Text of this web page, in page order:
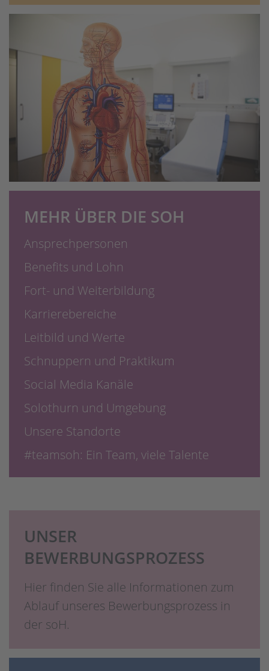
MEHR ÜBER DIE SOH
Ansprechpersonen
Benefits und Lohn
Fort- und Weiterbildung
Karrierebereiche
Leitbild und Werte
Schnuppern und Praktikum
Social Media Kanäle
Solothurn und Umgebung
Unsere Standorte
#teamsoh: Ein Team, viele Talente
UNSER
BEWERBUNGSPROZESS
Hier finden Sie alle Informationen zum
Ablauf unseres Bewerbungsprozess in
der soH.